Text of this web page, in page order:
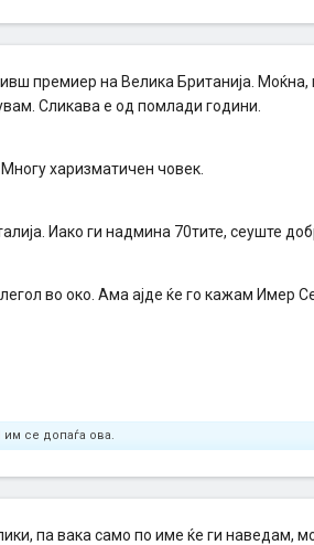
премиер на Велика Британија.
Сликава е од помлади години.
харизматичен човек.
Иако ги надмина 70тите, сеуште
во око. Ама ајде ќе го кажам Имер
им се допаѓа ова.
па вака само по име ќе ги наведам,